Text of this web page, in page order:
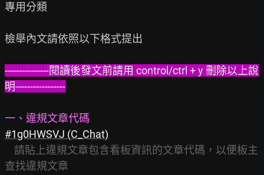
專用分類
檢舉內文請依照以下格式提出
---------------閱讀後發文前請用 control/ctrl + y 刪除以上說
明-----------------
一、違規文章代碼
#1g0HWSVJ (C_Chat)
請貼上違規文章包含看板資訊的文章代碼，以便板主
查找違規文章